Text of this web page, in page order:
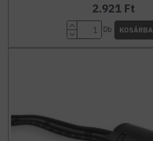
2.921 Ft
Db KOSÁRBA